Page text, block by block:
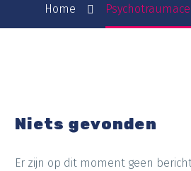
Home
Niets gevonden
Er zijn op dit moment geen